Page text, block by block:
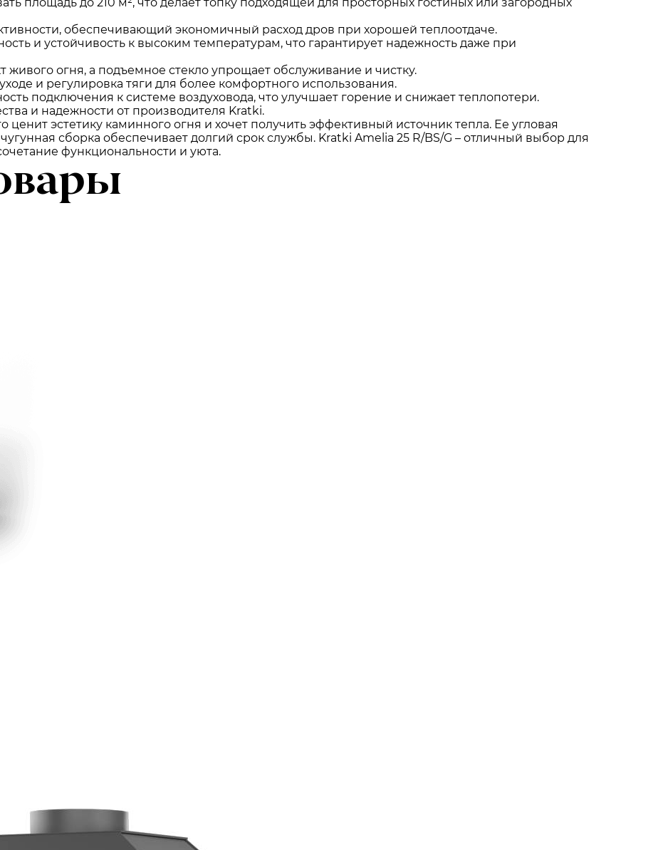
обеспечивающий экономичный расход дров при хорошей теплоотдаче.
и устойчивость к высоким температурам, что гарантирует надежность даже при
живого огня, а подъемное стекло упрощает обслуживание и чистку.
и регулировка тяги для более комфортного использования.
подключения к системе воздуховода, что улучшает горение и снижает теплопотери.
и надежности от производителя Kratki.
ценит эстетику каминного огня и хочет получить эффективный источник тепла. Ее угловая
сборка обеспечивает долгий срок службы. Kratki Amelia 25 R/BS/G – отличный выбор для
функциональности и уюта.